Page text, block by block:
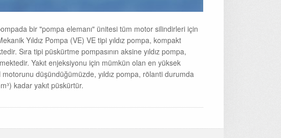
bir "pompa elemanı" ünitesi tüm motor silindirleri için
Yıldız Pompa (VE) VE tipi yıldız pompa, kompakt
Sıra tipi püskürtme pompasının aksine yıldız pompa,
Yakıt enjeksiyonu için mümkün olan en yüksek
düşündüğümüzde, yıldız pompa, rölanti durumda
kadar yakıt püskürtür.